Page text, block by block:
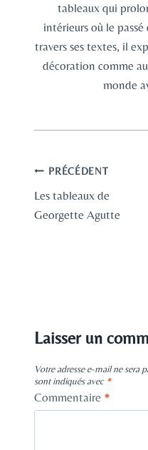
tableaux qui
intérieurs où le
travers ses textes, il
décoration comme
monde
Navigation
de
PRÉCÉDENT
Les tableaux de
Georgette Agutte
Laisser un
Votre adresse e-mail ne sera
sont indiqués avec *
Commentaire *